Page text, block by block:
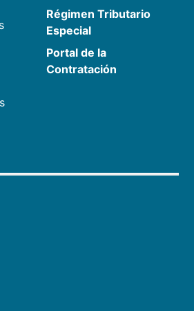
Régimen Tributario
Especial
Portal de la
Contratación